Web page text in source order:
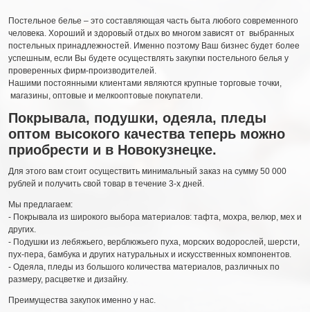
Постельное белье – это составляющая часть быта любого современного
человека. Хороший и здоровый отдых во многом зависят от выбранных
постельных принадлежностей. Именно поэтому Ваш бизнес будет более
успешным, если Вы будете осуществлять закупки постельного белья у
проверенных фирм-производителей.
Нашими постоянными клиентами являются крупные торговые точки,
магазины, оптовые и мелкооптовые покупатели.
Покрывала, подушки, одеяла, пледы
оптом высокого качества теперь можно
приобрести и в Новокузнецке.
Для этого вам стоит осуществить минимальный заказ на сумму 50 000
рублей и получить свой товар в течение 3-х дней.
Мы предлагаем:
- Покрывала из широкого выбора материалов: тафта, мохра, велюр, мех и
других.
- Подушки из лебяжьего, верблюжьего пуха, морских водорослей, шерсти,
пух-пера, бамбука и других натуральных и искусственных компонентов.
- Одеяла, пледы из большого количества материалов, различных по
размеру, расцветке и дизайну.
Преимущества закупок именно у нас.